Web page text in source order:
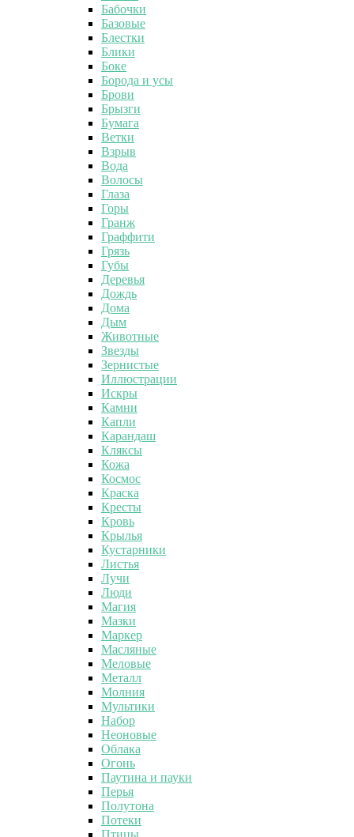
Бабочки
Базовые
Блестки
Блики
Боке
Борода и усы
Брови
Брызги
Бумага
Ветки
Взрыв
Вода
Волосы
Глаза
Горы
Гранж
Граффити
Грязь
Губы
Деревья
Дождь
Дома
Дым
Животные
Звезды
Зернистые
Иллюстрации
Искры
Камни
Капли
Карандаш
Кляксы
Кожа
Космос
Краска
Кресты
Кровь
Крылья
Кустарники
Листья
Лучи
Люди
Магия
Мазки
Маркер
Масляные
Меловые
Металл
Молния
Мультики
Набор
Неоновые
Облака
Огонь
Паутина и пауки
Перья
Полутона
Потеки
Птицы